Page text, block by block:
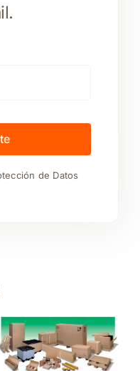
de Datos